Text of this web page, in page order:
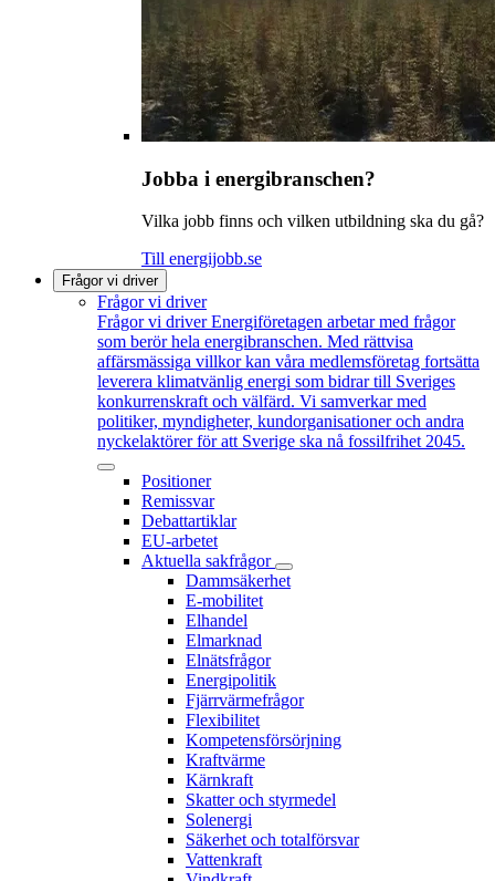
Jobba i energibranschen?
Vilka jobb finns och vilken utbildning ska du gå?
Till energijobb.se
Frågor vi driver
Frågor vi driver
Frågor vi driver Energiföretagen arbetar med frågor
som berör hela energibranschen. Med rättvisa
affärsmässiga villkor kan våra medlemsföretag fortsätta
leverera klimatvänlig energi som bidrar till Sveriges
konkurrenskraft och välfärd. Vi samverkar med
politiker, myndigheter, kundorganisationer och andra
nyckelaktörer för att Sverige ska nå fossilfrihet 2045.
Positioner
Remissvar
Debattartiklar
EU-arbetet
Aktuella sakfrågor
Dammsäkerhet
E-mobilitet
Elhandel
Elmarknad
Elnätsfrågor
Energipolitik
Fjärrvärmefrågor
Flexibilitet
Kompetensförsörjning
Kraftvärme
Kärnkraft
Skatter och styrmedel
Solenergi
Säkerhet och totalförsvar
Vattenkraft